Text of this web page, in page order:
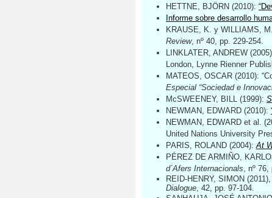
HETTNE, BJÖRN (2010):
Informe sobre desarrollo
KRAUSE, K. y WILLIAMS,
Review, nº 40, pp. 229-254.
LINKLATER, ANDREW
London, Lynne Rienner
MATEOS, OSCAR (2010):
Especial “Sociedad e
McSWEENEY, BILL (1999):
NEWMAN, EDWARD (2010):
NEWMAN, EDWARD et al.
United Nations University
PARIS, ROLAND (2004):At
PÉREZ DE ARMIÑO,
d´Afers Internacionals, nº 76,
REID-HENRY, SIMON (2011),
Dialogue, 42, pp. 97-104.